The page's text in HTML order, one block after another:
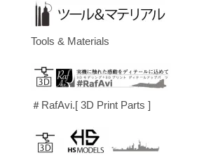
Tools & Materials
＃RafAvi.[ 3D Print Parts ]